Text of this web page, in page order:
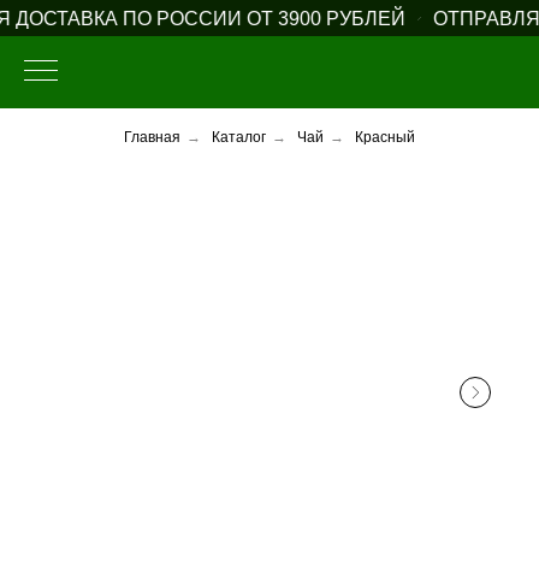
ПО РОССИИ ОТ 3900 РУБЛЕЙ
Главная → Каталог → Чай → Красный